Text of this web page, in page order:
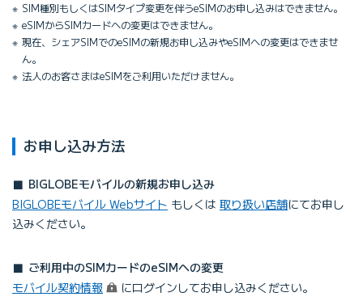
SIM種別もしくはSIMタイプ変更を伴うeSIMのお申し込みはできません。
eSIMからSIMカードへの変更はできません。
現在、シェアSIMでのeSIMの新規お申し込みやeSIMへの変更はできませ
ん。
法人のお客さまはeSIMをご利用いただけません。
お申し込み方法
BIGLOBEモバイルの新規お申し込み
BIGLOBEモバイル Webサイト もしくは 取り扱い店舗にてお申し
込みください。
ご利用中のSIMカードのeSIMへの変更
モバイル契約情報（ログイン）
にログインしてお申し込みください。